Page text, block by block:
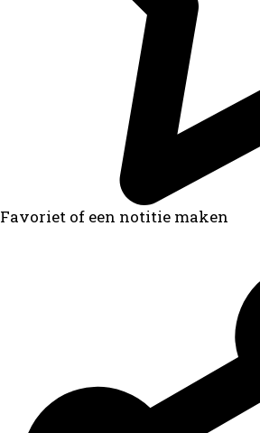
Favoriet of een notitie maken